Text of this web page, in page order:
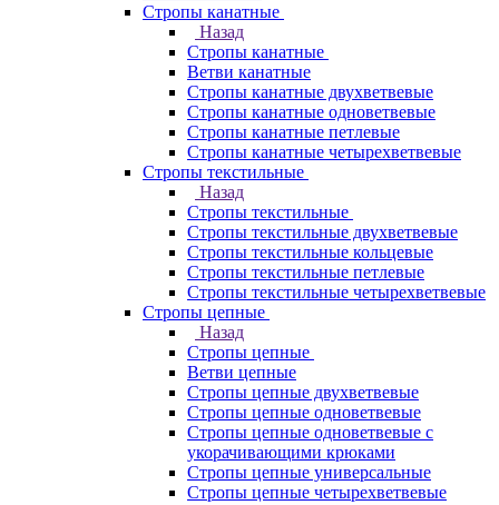
Стропы канатные
Назад
Стропы канатные
Ветви канатные
Стропы канатные двухветвевые
Стропы канатные одноветвевые
Стропы канатные петлевые
Стропы канатные четырехветвевые
Стропы текстильные
Назад
Стропы текстильные
Стропы текстильные двухветвевые
Стропы текстильные кольцевые
Стропы текстильные петлевые
Стропы текстильные четырехветвевые
Стропы цепные
Назад
Стропы цепные
Ветви цепные
Стропы цепные двухветвевые
Стропы цепные одноветвевые
Стропы цепные одноветвевые с
укорачивающими крюками
Стропы цепные универсальные
Стропы цепные четырехветвевые